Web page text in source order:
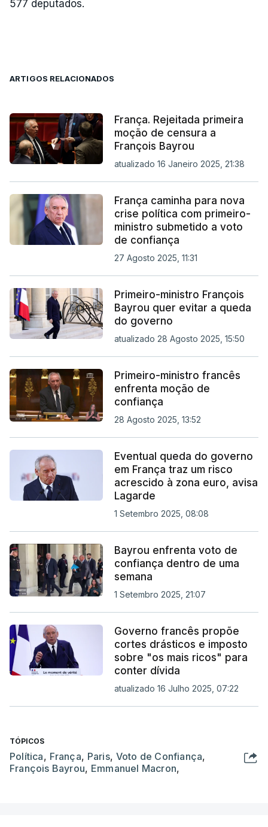
577 deputados.
ARTIGOS RELACIONADOS
França. Rejeitada primeira
moção de censura a
François Bayrou
atualizado 16 Janeiro 2025, 21:38
França caminha para nova
crise política com primeiro-
ministro submetido a voto
de confiança
27 Agosto 2025, 11:31
Primeiro-ministro François
Bayrou quer evitar a queda
do governo
atualizado 28 Agosto 2025, 15:50
Primeiro-ministro francês
enfrenta moção de
confiança
28 Agosto 2025, 13:52
Eventual queda do governo
em França traz um risco
acrescido à zona euro, avisa
Lagarde
1 Setembro 2025, 08:08
Bayrou enfrenta voto de
confiança dentro de uma
semana
1 Setembro 2025, 21:07
Governo francês propõe
cortes drásticos e imposto
sobre "os mais ricos" para
conter dívida
atualizado 16 Julho 2025, 07:22
TÓPICOS
Política, França, Paris, Voto de Confiança,
François Bayrou, Emmanuel Macron,